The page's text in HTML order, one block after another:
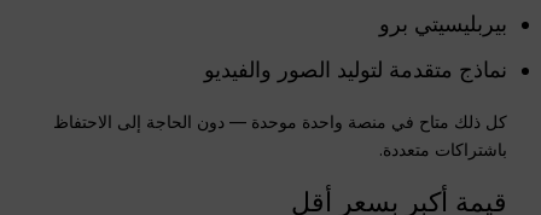
بيربليسيتي برو
نماذج متقدمة لتوليد الصور والفيديو
كل ذلك متاح في منصة واحدة موحدة — دون الحاجة إلى الاحتفاظ
باشتراكات متعددة.
قيمة أكبر بسعر أقل